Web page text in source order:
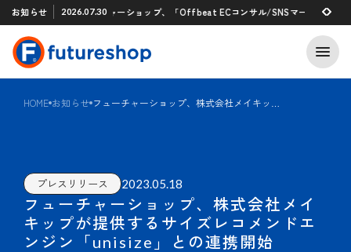
お知らせ
アプリ 「STAFF START」とのタグ連携を開始
2026.07.30
フューチャーショップ、「Offbeat ECコンサル/SNSマーケティング支
2026.07.29
HOME お知らせ
プレスリリース 2023.05.18
フューチャーショップ、株式会社メイ
キップが提供するサイズレコメンドエ
ンジン「unisize」との連携開始